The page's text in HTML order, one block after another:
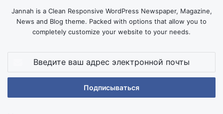
Jannah is a Clean Responsive WordPress Newspaper, Magazine,
News and Blog theme. Packed with options that allow you to
completely customize your website to your needs.
адрес
почты